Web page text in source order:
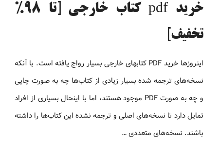
خرید pdf کتاب خارجی [تا 98%
تخفیف]
اینروزها خرید PDF کتاب‎های خارجی بسیار رواج یافته است. با آنکه
نسخه‌های ترجمه شده بسیار زیادی از کتاب‌ها چه به صورت چاپی
و چه به صورت PDF موجود هستند، اما با اینحال بسیاری از افراد
تمایل دارد تا نسخه‌های اصلی و ترجمه نشده این کتاب‌ها را داشته
باشند. نسخه‌های متعددی …